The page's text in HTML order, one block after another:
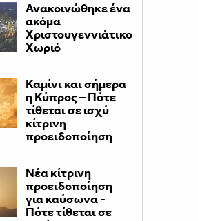
Ανακοινώθηκε ένα
ακόμα
Χριστουγεννιάτικο
Χωριό
Καμίνι και σήμερα
η Κύπρος – Πότε
τίθεται σε ισχύ
κίτρινη
προειδοποίηση
Νέα κίτρινη
προειδοποίηση
για καύσωνα -
Πότε τίθεται σε